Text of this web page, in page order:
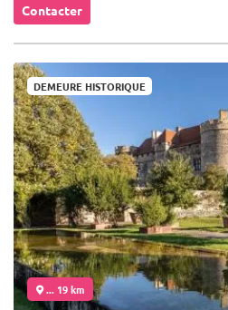
Contacter
DEMEURE HISTORIQUE
... 19 km